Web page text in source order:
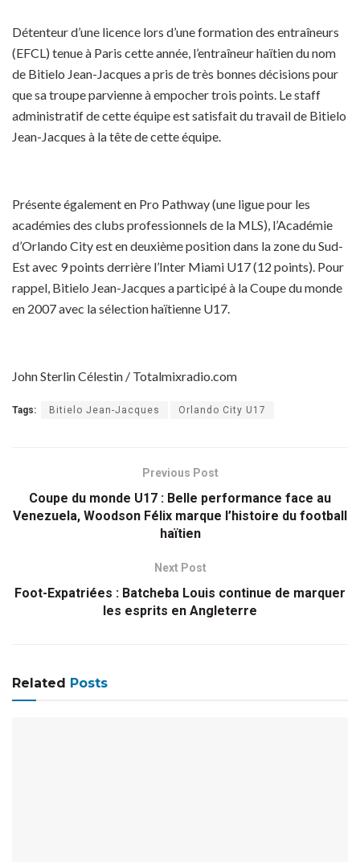
Détenteur d’une licence lors d’une formation des entraîneurs
(EFCL) tenue à Paris cette année, l’entraîneur haïtien du nom
de Bitielo Jean-Jacques a pris de très bonnes décisions pour
que sa troupe parvienne à empocher trois points. Le staff
administratif de cette équipe est satisfait du travail de Bitielo
Jean-Jacques à la tête de cette équipe.
Présente également en Pro Pathway (une ligue pour les
académies des clubs professionnels de la MLS), l’Académie
d’Orlando City est en deuxième position dans la zone du Sud-
Est avec 9 points derrière l’Inter Miami U17 (12 points). Pour
rappel, Bitielo Jean-Jacques a participé à la Coupe du monde
en 2007 avec la sélection haïtienne U17.
John Sterlin Célestin / Totalmixradio.com
Tags: Bitielo Jean-Jacques Orlando City U17
Previous Post
Coupe du monde U17 : Belle performance face au
Venezuela, Woodson Félix marque l’histoire du football
haïtien
Next Post
Foot-Expatriées : Batcheba Louis continue de marquer
les esprits en Angleterre
Related Posts